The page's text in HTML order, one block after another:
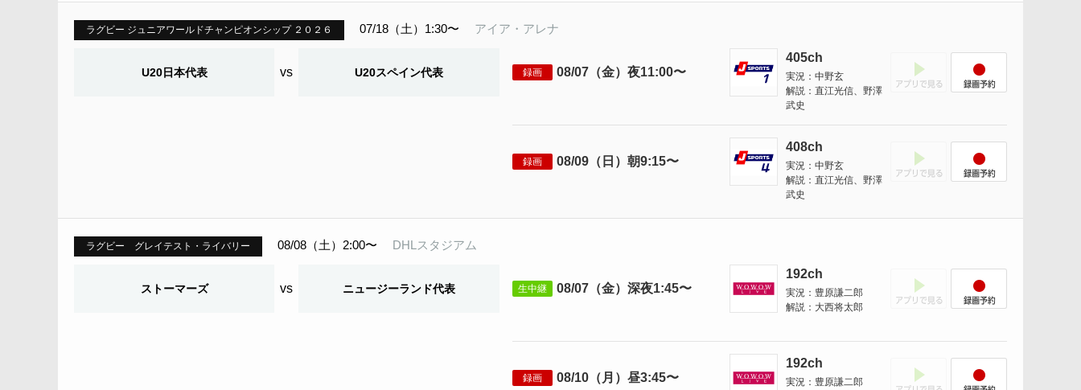
ラグビー ジュニアワールドチャンピオンシップ ２０２６ 07/18（土）1:30〜 アイア・アレナ
U20日本代表 vs U20スペイン代表 録画 08/07（金）夜11:00〜
405ch
実況：中野玄
解説：直江光信、野澤
武史
録画 08/09（日）朝9:15〜
408ch
実況：中野玄
解説：直江光信、野澤
武史
ラグビー グレイテスト・ライバリー 08/08（土）2:00〜 DHLスタジアム
ストーマーズ vs ニュージーランド代表 生中継 08/07（金）深夜1:45〜
192ch
実況：豊原謙二郎
解説：大西将太郎
録画 08/10（月）昼3:45〜
192ch
実況：豊原謙二郎